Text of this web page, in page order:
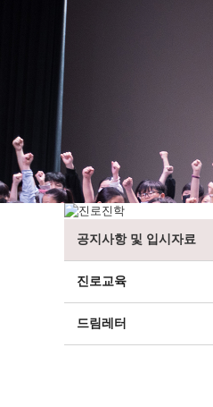
공지사항 및 입시자료
진로교육
드림레터